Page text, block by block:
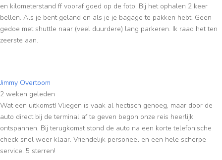
en kilometerstand ff vooraf goed op de foto. Bij het ophalen 2 keer
bellen. Als je bent geland en als je je bagage te pakken hebt. Geen
gedoe met shuttle naar (veel duurdere) lang parkeren. Ik raad het ten
zeerste aan.
Jimmy Overtoom
2 weken geleden
Wat een uitkomst! Vliegen is vaak al hectisch genoeg, maar door de
auto direct bij de terminal af te geven begon onze reis heerlijk
ontspannen. Bij terugkomst stond de auto na een korte telefonische
check snel weer klaar. Vriendelijk personeel en een hele scherpe
service. 5 sterren!